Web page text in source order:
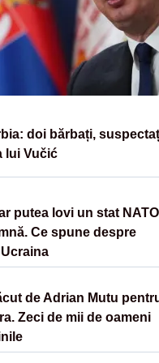
doi bărbați,
lui Vučić
putea lovi un stat NATO
Ce spune despre
de Adrian Mutu
Zeci de mii de oameni